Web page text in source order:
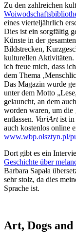
Zu den zahlreichen
eines vierteljährlich
Dies ist ein sorgfältig
Künste in der
Bildstrecken,
kulturellen Aktivitäten.
ich freue mich, dass
dem Thema
Das Magazin wurde
unter dem Motto
gelauncht, an dem
worden waren, um die
entlassen. VariArtist in
auch kostenlos online
www.wbp.olsztyn.pl/
Dort gibt es ein
Geschichte über
Barbara Sapała
sehr stolz, da dies
Sprache ist.
Art, Dogs